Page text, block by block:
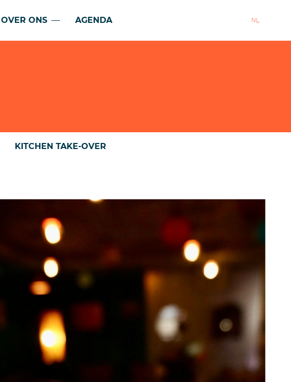
NL
OVER ONS AGENDA
KITCHEN TAKE-OVER